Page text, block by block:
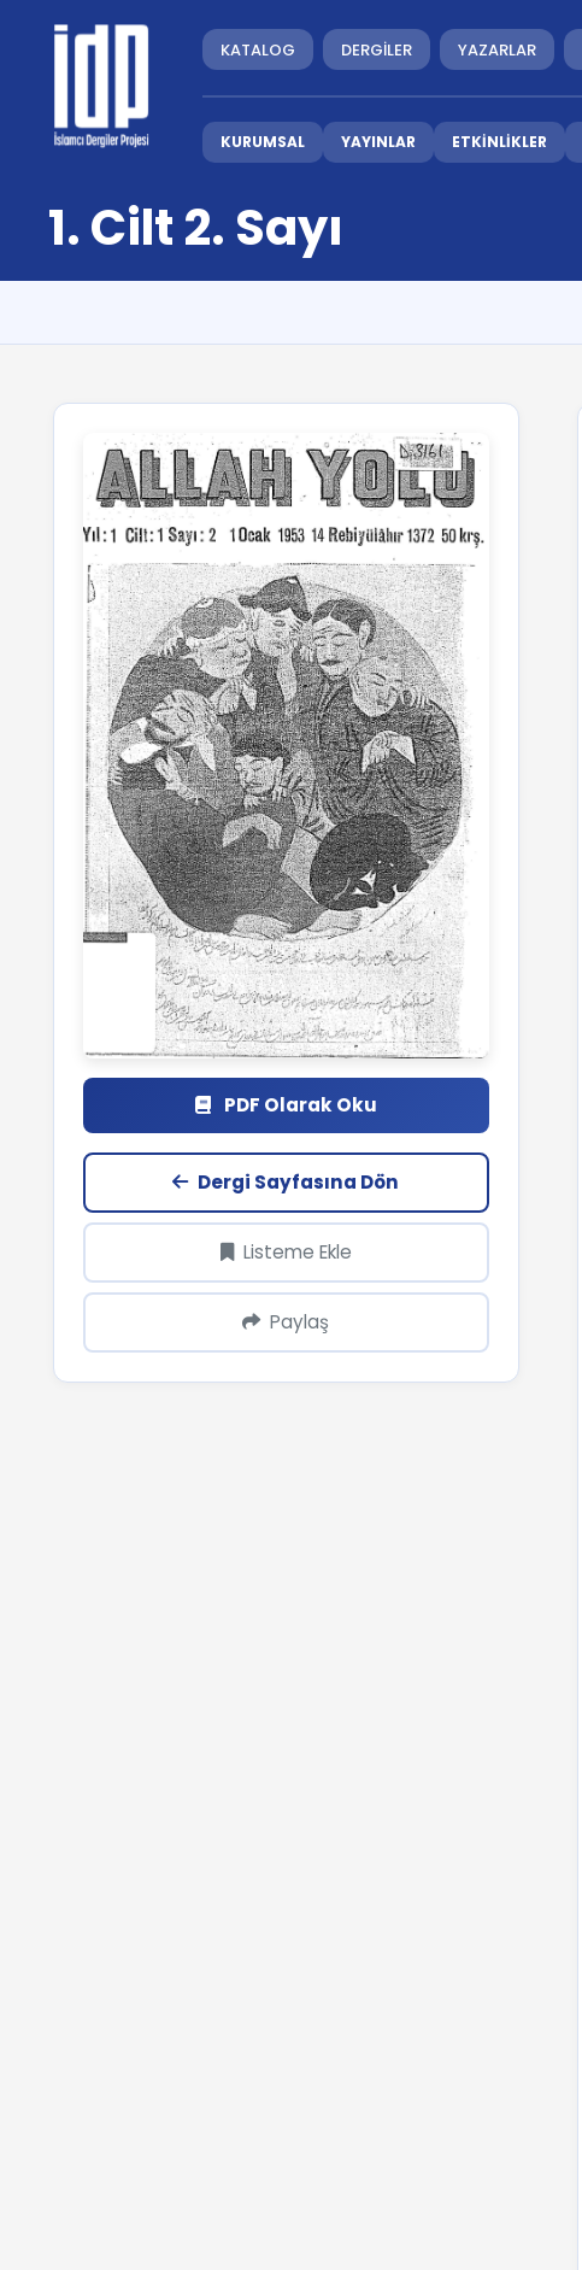
KATALOG DERGİLER YAZARLAR
KURUMSAL YAYINLAR ETKİNLİKLER
1. Cilt 2. Sayı
PDF Olarak Oku
Dergi Sayfasına Dön
Listeme Ekle
Paylaş